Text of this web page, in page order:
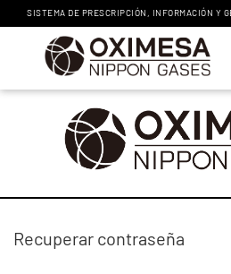
SISTEMA DE PRESCRIPCIÓN, INFORMACIÓN Y
Recuperar contraseña